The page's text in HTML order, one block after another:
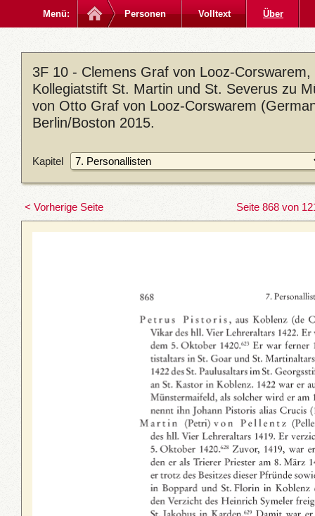
Menü: Personen Volltext Über
3F 10 - Clemens Graf von Looz-
Kollegiatstift St. Martin und St. Severus zu
von Otto Graf von Looz-Corswarem
Berlin/Boston 2015.
Kapitel
< Vorherige Seite Seite 868 von